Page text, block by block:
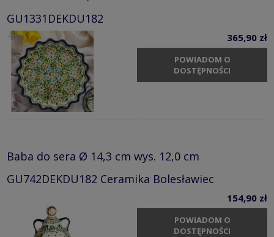
GU1331DEKDU182
365,90 zł
POWIADOM O
DOSTĘPNOŚCI
Baba do sera Ø 14,3 cm wys. 12,0 cm
GU742DEKDU182 Ceramika Bolesławiec
154,90 zł
POWIADOM O
DOSTĘPNOŚCI